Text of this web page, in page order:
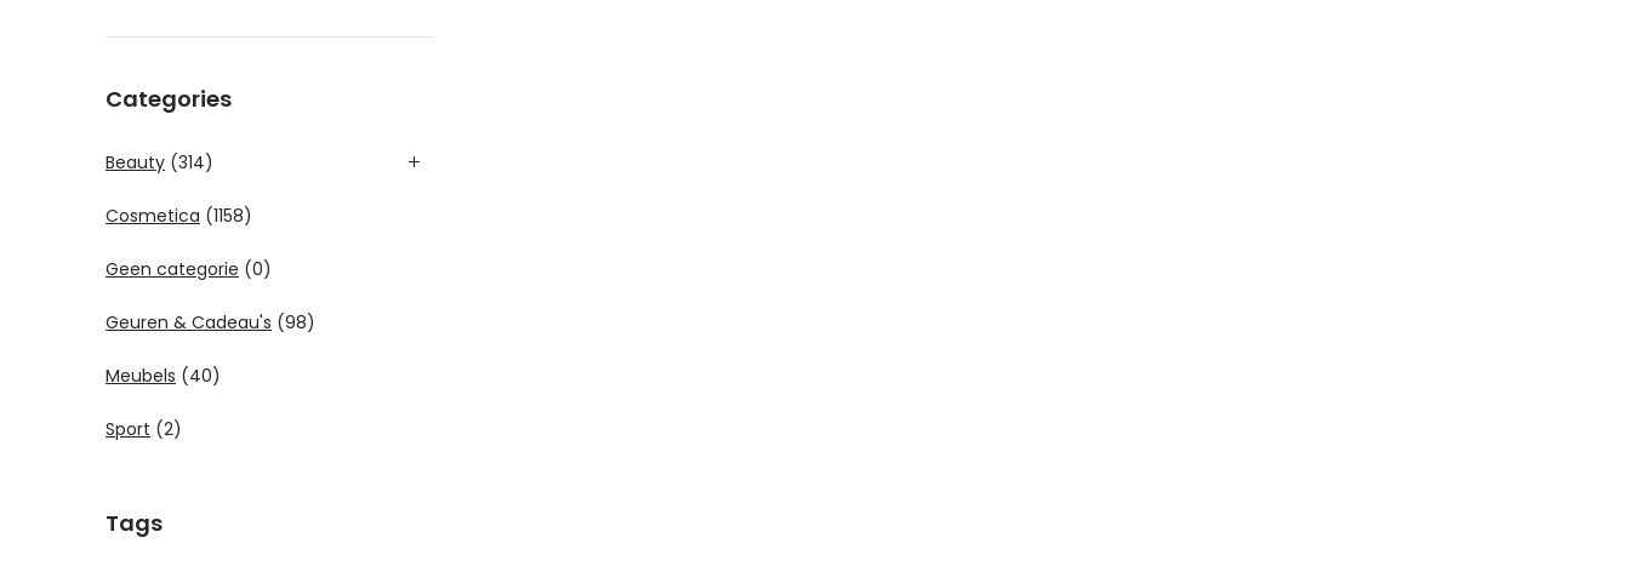
Categories
Beauty (314)
Cosmetica (1158)
Geen categorie (0)
Geuren & Cadeau's (98)
Meubels (40)
Sport (2)
Tags